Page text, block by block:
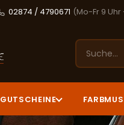
02874 / 4790671 (Mo-Fr 9 Uhr
GUTSCHEINE